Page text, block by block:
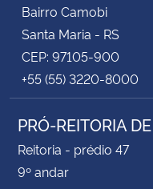
Bairro Camobi
Santa Maria - RS
CEP: 97105-900
+55 (55) 3220-8000
PRÓ-REITORIA
Reitoria - prédio 47
9º andar